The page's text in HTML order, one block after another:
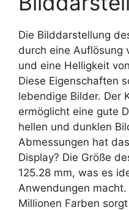
Die Bilddarstellung
durch eine Auflösung
und eine Helligkeit
Diese Eigenschaften
lebendige Bilder. Der
ermöglicht eine gute
hellen und dunklen
Abmessungen hat
Display? Die Größe
125.28 mm, was es
Anwendungen
Millionen Farben